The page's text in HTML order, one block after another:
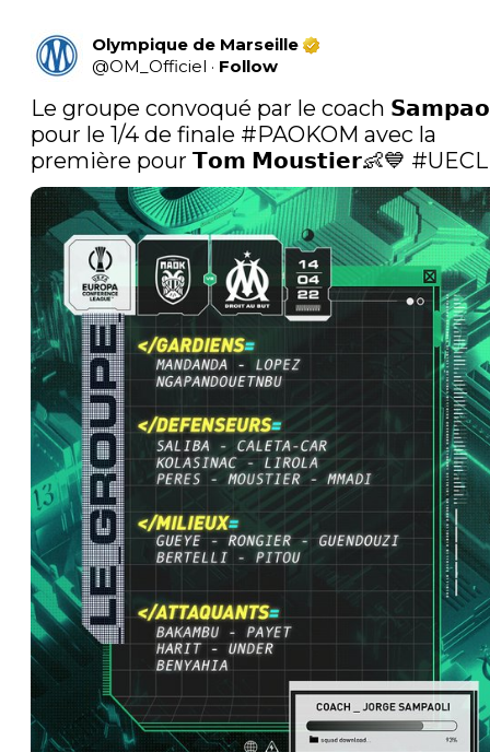
Olympique de Marseille
@OM_Officiel · Follow
Le groupe convoqué par le coach
pour le 1/4 de finale #PAOKOM avec la
première pour 𝗧𝗼𝗺 𝗠𝗼𝘂𝘀𝘁𝗶𝗲𝗿👶💙 #UECL